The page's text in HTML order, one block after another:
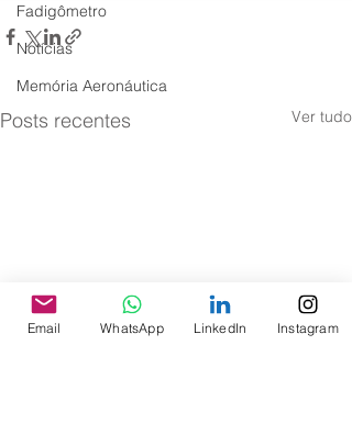
Fadigômetro
Notícias
Memória Aeronáutica
Posts recentes Ver tudo
Email WhatsApp LinkedIn Instagram